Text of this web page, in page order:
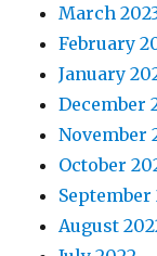
March
February
January
December
November
October
September
August